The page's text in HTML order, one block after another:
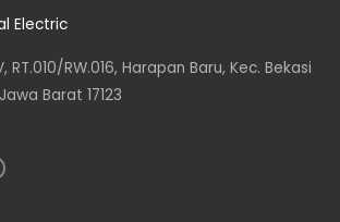
Electric
RT.010/RW.016, Harapan Baru, Kec. Bekasi
Barat 17123